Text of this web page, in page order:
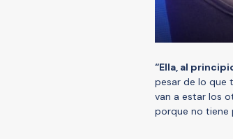
“Ella, al
pesar de lo que
van a estar los
porque no tiene